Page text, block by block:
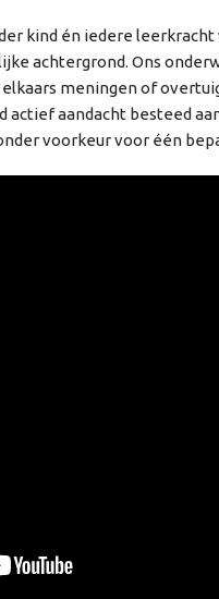
kind én iedere
achtergrond. Ons
meningen of
actief aandacht besteed
voorkeur voor één